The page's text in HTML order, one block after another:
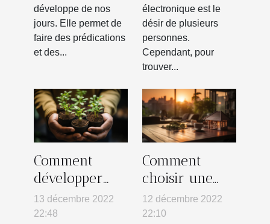
développe de nos
jours. Elle permet de
faire des prédications
et des...
électronique est le
désir de plusieurs
personnes.
Cependant, pour
trouver...
Comment
développer
une stratégie
RSE ?
13 décembre 2022
22:48
Comment
choisir une
agence
immobilière ?
12 décembre 2022
22:10